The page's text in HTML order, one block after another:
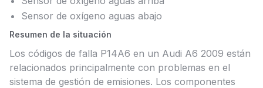
Sensor de oxígeno aguas abajo
Resumen de la situación
Los códigos de falla P14A6 en un Audi A6 2009 están
relacionados principalmente con problemas en el
sistema de gestión de emisiones. Los componentes